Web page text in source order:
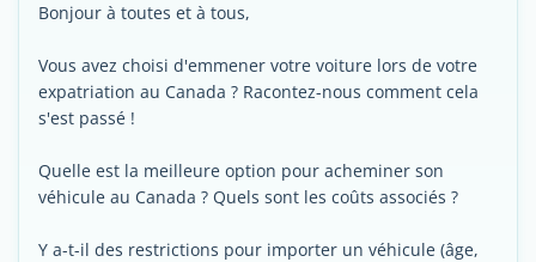
Bonjour à toutes et à tous,
Vous avez choisi d'emmener votre voiture lors de votre
expatriation au Canada ? Racontez-nous comment cela
s'est passé !
Quelle est la meilleure option pour acheminer son
véhicule au Canada ? Quels sont les coûts associés ?
Y a-t-il des restrictions pour importer un véhicule (âge,